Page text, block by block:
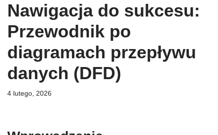
Nawigacja do sukcesu:
Przewodnik po
diagramach przepływu
danych (DFD)
4 lutego, 2026